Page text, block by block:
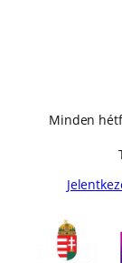
Minden